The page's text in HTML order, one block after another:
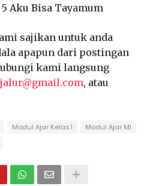
Aku Bisa Tayamum
sajikan untuk anda
apapun dari postingan
kami langsung
, atau
Modul Ajar Kelas 1
Modul Ajar MI